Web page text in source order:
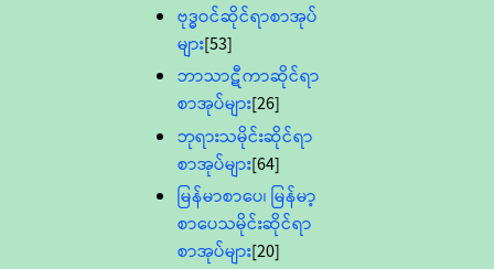
ဗုဒ္ဓဝင်ဆိုင်ရာစာအုပ်
များ[53]
ဘာသာဋီကာဆိုင်ရာ
စာအုပ်များ[26]
ဘုရားသမိုင်းဆိုင်ရာ
စာအုပ်များ[64]
မြန်မာစာပေ၊ မြန်မာ့
စာပေသမိုင်းဆိုင်ရာ
စာအုပ်များ[20]